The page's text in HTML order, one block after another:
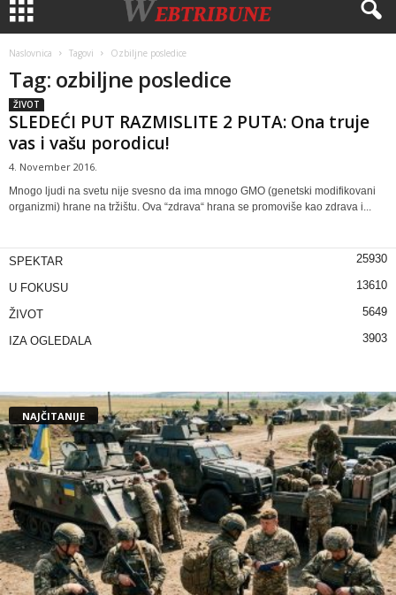
Naslovnica Tagovi Ozbiljne posledice
Tag: ozbiljne posledice
ŽIVOT
SLEDEĆI PUT RAZMISLITE 2 PUTA: Ona truje
vas i vašu porodicu!
4. November 2016.
Mnogo ljudi na svetu nije svesno da ima mnogo GMO (genetski modifikovani
organizmi) hrane na tržištu. Ova “zdrava“ hrana se promoviše kao zdrava i...
SPEKTAR 25930
U FOKUSU 13610
ŽIVOT 5649
IZA OGLEDALA 3903
NAJČITANIJE